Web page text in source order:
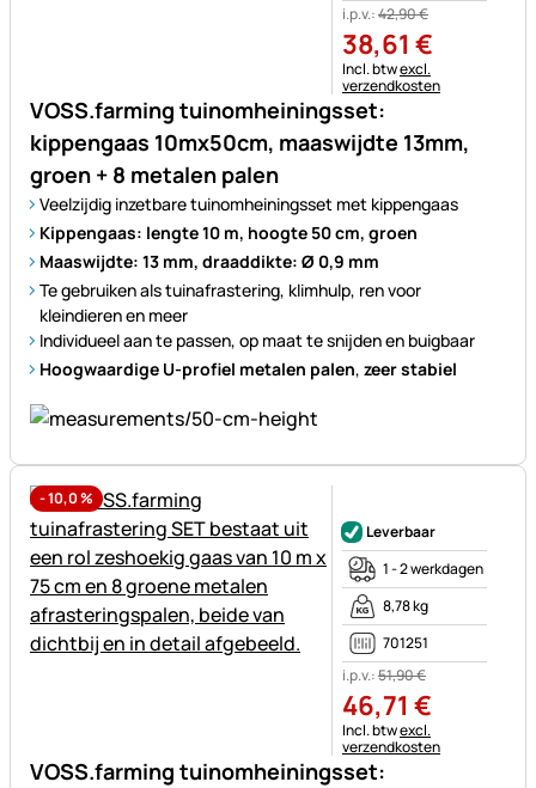
VOSS.farming tuinomheiningsset:
kippengaas 10mx50cm, maaswijdte 13mm,
groen + 8 metalen palen
Veelzijdig inzetbare tuinomheiningsset met kippengaas
Kippengaas: lengte 10 m, hoogte 50 cm, groen
Maaswijdte: 13 mm, draaddikte: Ø 0,9 mm
Te gebruiken als tuinafrastering, klimhulp, ren voor
kleindieren en meer
Individueel aan te passen, op maat te snijden en buigbaar
Hoogwaardige U-profiel metalen palen, zeer stabiel
i.p.v.:42,90€
38,61 €
Belastinginformatie:
Incl. btwexcl.
verzendkosten
-10,0%
VOSS.farming tuinomheiningsset:
Leverbaar
1 - 2 werkdagen
8,78 kg
701251
i.p.v.:51,90€
46,71 €
Belastinginformatie:
Incl. btwexcl.
verzendkosten